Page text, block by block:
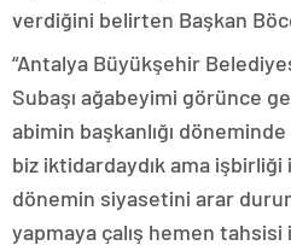
verdiğini belirten Başkan
“Antalya Büyükşehir
Subaşı ağabeyimi görünce
abimin başkanlığı
biz iktidardaydık ama
dönemin siyasetini arar
yapmaya çalış hemen